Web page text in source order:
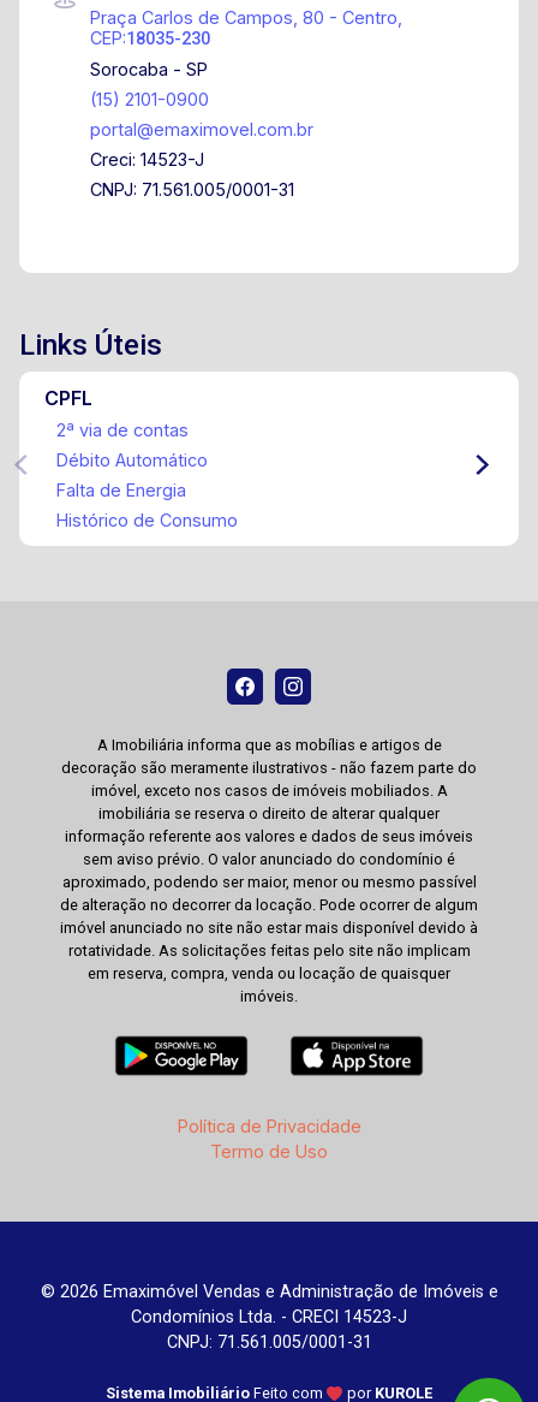
Praça Carlos de Campos, 80 - Centro,
CEP:18035-230
Sorocaba - SP
(15) 2101-0900
portal@emaximovel.com.br
Creci: 14523-J
CNPJ: 71.561.005/0001-31
Links Úteis
CPFL
2ª via de contas
Débito Automático
Falta de Energia
Histórico de Consumo
A Imobiliária informa que as mobílias e artigos de
decoração são meramente ilustrativos - não fazem parte do
imóvel, exceto nos casos de imóveis mobiliados. A
imobiliária se reserva o direito de alterar qualquer
informação referente aos valores e dados de seus imóveis
sem aviso prévio. O valor anunciado do condomínio é
aproximado, podendo ser maior, menor ou mesmo passível
de alteração no decorrer da locação. Pode ocorrer de algum
imóvel anunciado no site não estar mais disponível devido à
rotatividade. As solicitações feitas pelo site não implicam
em reserva, compra, venda ou locação de quaisquer
imóveis.
Política de Privacidade
Termo de Uso
© 2026 Emaximóvel Vendas e Administração de Imóveis e
Condomínios Ltda. - CRECI 14523-J
CNPJ: 71.561.005/0001-31
Sistema Imobiliário Feito com por KUROLE